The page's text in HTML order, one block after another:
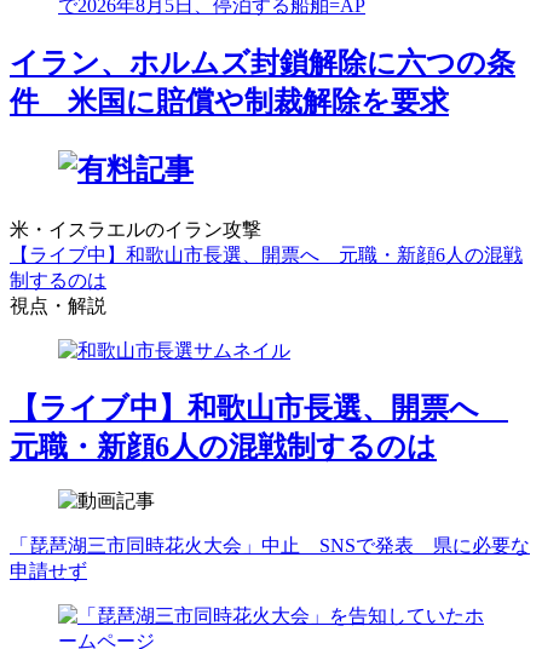
イラン、ホルムズ封鎖解除に六つの条
件 米国に賠償や制裁解除を要求
米・イスラエルのイラン攻撃
【ライブ中】和歌山市長選、開票へ 元職・新顔6人の混戦
制するのは
視点・解説
【ライブ中】和歌山市長選、開票へ
元職・新顔6人の混戦制するのは
「琵琶湖三市同時花火大会」中止 SNSで発表 県に必要な
申請せず